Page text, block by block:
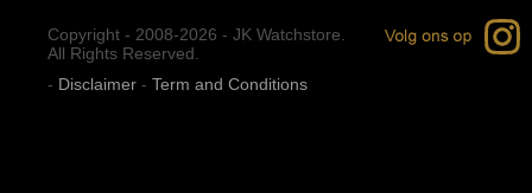
Copyright - 2008-2026 - JK Watchstore.
All Rights Reserved.
- Disclaimer - Term and Conditions